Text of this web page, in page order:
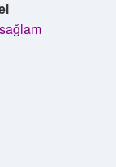
sağlam